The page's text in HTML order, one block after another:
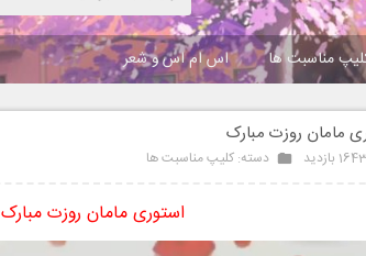
مناسبت ها اس ام اس و شعر
مامان روزت مبارک
بازدید دسته: کلیپ مناسبت ها
استوری مامان روزت مبارک